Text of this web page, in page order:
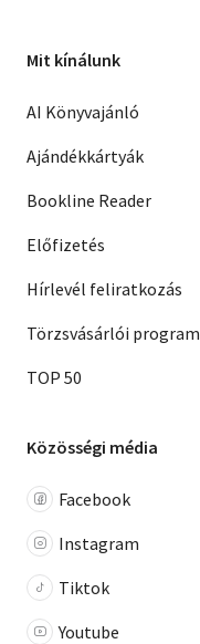
Mit kínálunk
AI Könyvajánló
Ajándékkártyák
Bookline Reader
Előfizetés
Hírlevél feliratkozás
Törzsvásárlói program
TOP 50
Közösségi média
Facebook
Instagram
Tiktok
Youtube